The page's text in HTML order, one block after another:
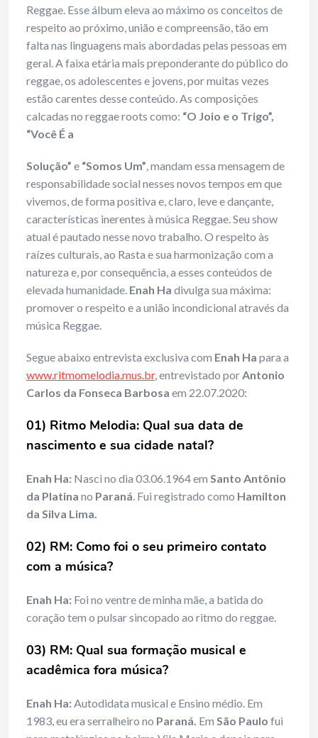
Reggae. Esse álbum eleva ao máximo os conceitos de
respeito ao próximo, união e compreensão, tão em
falta nas linguagens mais abordadas pelas pessoas em
geral. A faixa etária mais preponderante do público do
reggae, os adolescentes e jovens, por muitas vezes
estão carentes desse conteúdo. As composições
calcadas no reggae roots como: “O Joio e o Trigo”,
“Você É a
Solução” e “Somos Um”, mandam essa mensagem de
responsabilidade social nesses novos tempos em que
vivemos, de forma positiva e, claro, leve e dançante,
características inerentes à música Reggae. Seu show
atual é pautado nesse novo trabalho. O respeito às
raízes culturais, ao Rasta e sua harmonização com a
natureza e, por consequência, a esses conteúdos de
elevada humanidade. Enah Ha divulga sua máxima:
promover o respeito e a união incondicional através da
música Reggae.
Segue abaixo entrevista exclusiva com Enah Ha para a
www.ritmomelodia.mus.br, entrevistado porAntonio
Carlos da Fonseca Barbosa em 22.07.2020:
01) Ritmo Melodia: Qual sua data de
nascimento e sua cidade natal?
Enah Ha: Nasci no dia 03.06.1964 em Santo Antônio
da Platina no Paraná. Fui registrado como Hamilton
da Silva Lima.
02) RM: Como foi o seu primeiro contato
com a música?
Enah Ha: Foi no ventre de minha mãe, a batida do
coração tem o pulsar sincopado ao ritmo do reggae.
03) RM: Qual sua formação musical e
acadêmica fora música?
Enah Ha:Autodidata musical e Ensino médio. Em
1983, eu era serralheiro no Paraná. Em São Paulo fui